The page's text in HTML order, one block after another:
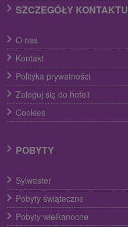
SZCZEGÓŁY KONTAKTU
O nas
Kontakt
Polityka prywatności
Zaloguj się do hoteli
Cookies
POBYTY
Sylwester
Pobyty świąteczne
Pobyty wielkanocne